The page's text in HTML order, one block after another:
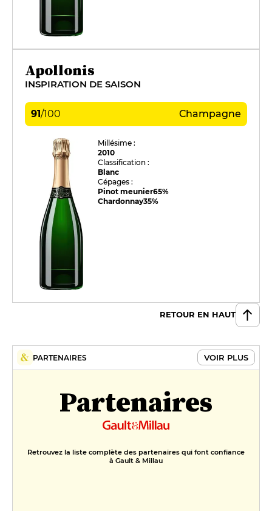
Apollonis
INSPIRATION DE SAISON
91/100 Champagne
Millésime :
2010
Classification :
Blanc
Cépages :
Pinot meunier65%
Chardonnay35%
RETOUR EN HAUT
PARTENAIRES VOIR PLUS
Partenaires
Retrouvez la liste complète des partenaires qui font confiance
à Gault & Millau